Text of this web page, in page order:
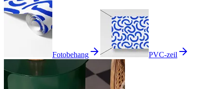
Fotobehang PVC-zeil